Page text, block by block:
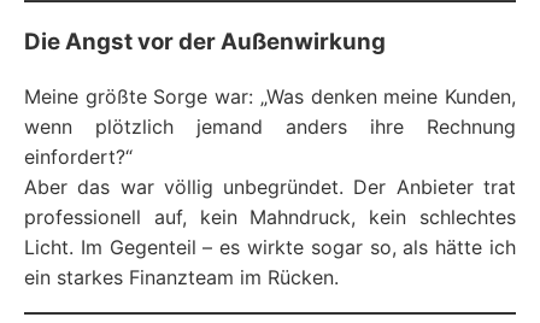
Die Angst vor der Außenwirkung
Meine größte Sorge war: „Was denken meine Kunden,
wenn plötzlich jemand anders ihre Rechnung
einfordert?“
Aber das war völlig unbegründet. Der Anbieter trat
professionell auf, kein Mahndruck, kein schlechtes
Licht. Im Gegenteil – es wirkte sogar so, als hätte ich
ein starkes Finanzteam im Rücken.